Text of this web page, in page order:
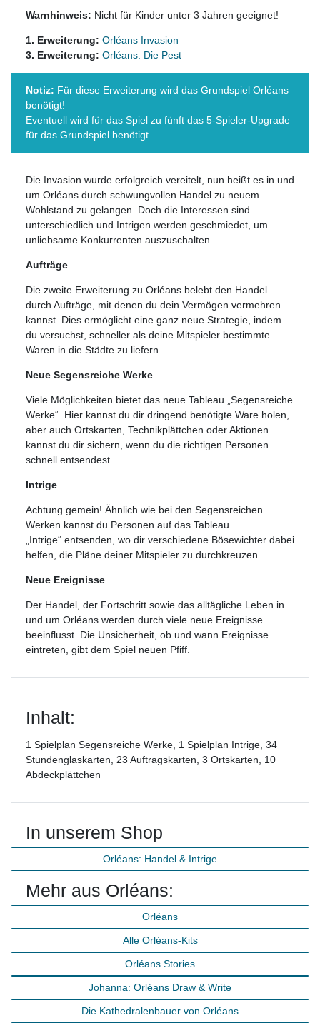
Warnhinweis: Nicht für Kinder unter 3 Jahren geeignet!
1. Erweiterung: Orléans Invasion
3. Erweiterung: Orléans: Die Pest
Notiz: Für diese Erweiterung wird das Grundspiel Orléans
benötigt!
Eventuell wird für das Spiel zu fünft das 5-Spieler-Upgrade
für das Grundspiel benötigt.
Die Invasion wurde erfolgreich vereitelt, nun heißt es in und
um Orléans durch schwungvollen Handel zu neuem
Wohlstand zu gelangen. Doch die Interessen sind
unterschiedlich und Intrigen werden geschmiedet, um
unliebsame Konkurrenten auszuschalten ...
Aufträge
Die zweite Erweiterung zu Orléans belebt den Handel
durch Aufträge, mit denen du dein Vermögen vermehren
kannst. Dies ermöglicht eine ganz neue Strategie, indem
du versuchst, schneller als deine Mitspieler bestimmte
Waren in die Städte zu liefern.
Neue Segensreiche Werke
Viele Möglichkeiten bietet das neue Tableau „Segensreiche
Werke“. Hier kannst du dir dringend benötigte Ware holen,
aber auch Ortskarten, Technikplättchen oder Aktionen
kannst du dir sichern, wenn du die richtigen Personen
schnell entsendest.
Intrige
Achtung gemein! Ähnlich wie bei den Segensreichen
Werken kannst du Personen auf das Tableau
„Intrige“ entsenden, wo dir verschiedene Bösewichter dabei
helfen, die Pläne deiner Mitspieler zu durchkreuzen.
Neue Ereignisse
Der Handel, der Fortschritt sowie das alltägliche Leben in
und um Orléans werden durch viele neue Ereignisse
beeinflusst. Die Unsicherheit, ob und wann Ereignisse
eintreten, gibt dem Spiel neuen Pfiff.
Inhalt:
1 Spielplan Segensreiche Werke, 1 Spielplan Intrige, 34
Stundenglaskarten, 23 Auftragskarten, 3 Ortskarten, 10
Abdeckplättchen
In unserem Shop
Orléans: Handel & Intrige
Mehr aus Orléans:
Orléans
Alle Orléans-Kits
Orléans Stories
Johanna: Orléans Draw & Write
Die Kathedralenbauer von Orléans